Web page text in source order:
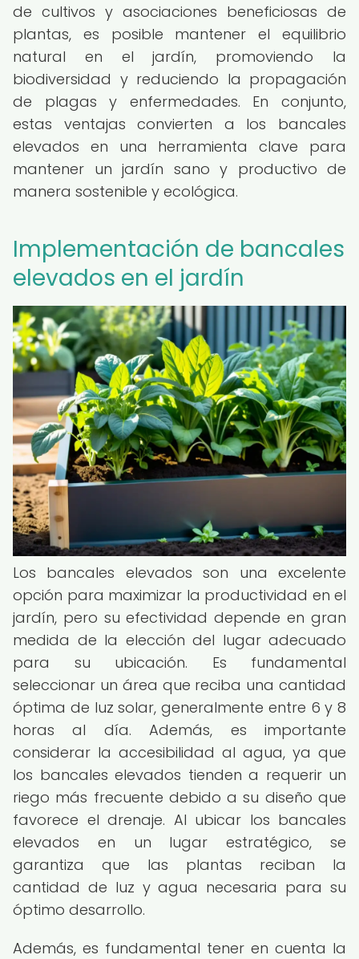
de cultivos y asociaciones beneficiosas de
plantas, es posible mantener el equilibrio
natural en el jardín, promoviendo la
biodiversidad y reduciendo la propagación
de plagas y enfermedades. En conjunto,
estas ventajas convierten a los bancales
elevados en una herramienta clave para
mantener un jardín sano y productivo de
manera sostenible y ecológica.
Implementación de bancales
elevados en el jardín
Los bancales elevados son una excelente
opción para maximizar la productividad en el
jardín, pero su efectividad depende en gran
medida de la elección del lugar adecuado
para su ubicación. Es fundamental
seleccionar un área que reciba una cantidad
óptima de luz solar, generalmente entre 6 y 8
horas al día. Además, es importante
considerar la accesibilidad al agua, ya que
los bancales elevados tienden a requerir un
riego más frecuente debido a su diseño que
favorece el drenaje. Al ubicar los bancales
elevados en un lugar estratégico, se
garantiza que las plantas reciban la
cantidad de luz y agua necesaria para su
óptimo desarrollo.
Además, es fundamental tener en cuenta la